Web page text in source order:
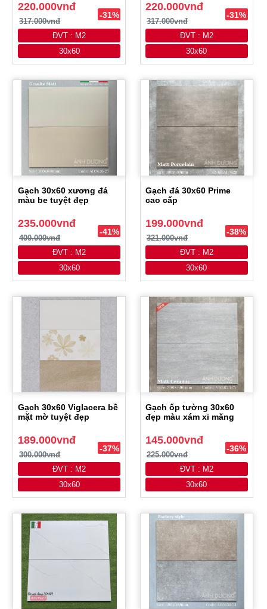
220.000vnđ
317.000vnđ
-31%
ĐVT : M2
30x60
220.000vnđ
317.000vnđ
-31%
ĐVT : M2
30x60
Gạch 30x60 xương đá
màu be tuyệt đẹp
235.000vnđ
400.000vnđ
-41%
ĐVT : M2
30x60
Gạch đá 30x60 Prime
cao cấp
199.000vnđ
321.000vnđ
-38%
ĐVT : M2
30x60
Gạch 30x60 Viglacera bề
mặt mờ tuyệt đẹp
189.000vnđ
300.000vnđ
-37%
ĐVT : M2
30x60
Gạch ốp tường 30x60
đẹp màu xám xi măng
145.000vnđ
225.000vnđ
-36%
ĐVT : M2
30x60